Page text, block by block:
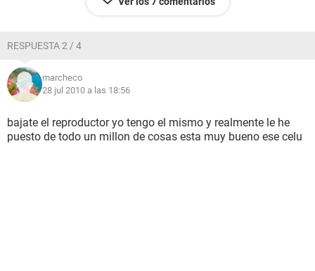
RESPUESTA 2 / 4
marcheco
28 jul 2010 a las 18:56
bajate el reproductor yo tengo el mismo y realmente le he
puesto de todo un millon de cosas esta muy bueno ese celu